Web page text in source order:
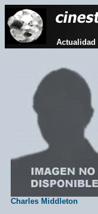
Actualidad
Charles Middleton